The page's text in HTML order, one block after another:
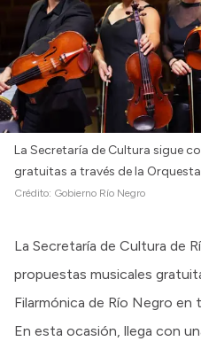
La Secretaría de Cultura sigue
gratuitas a través de la
Crédito: Gobierno Río Negro
La Secretaría de Cultura de
propuestas musicales
Filarmónica de Río Negro
En esta ocasión, llega con